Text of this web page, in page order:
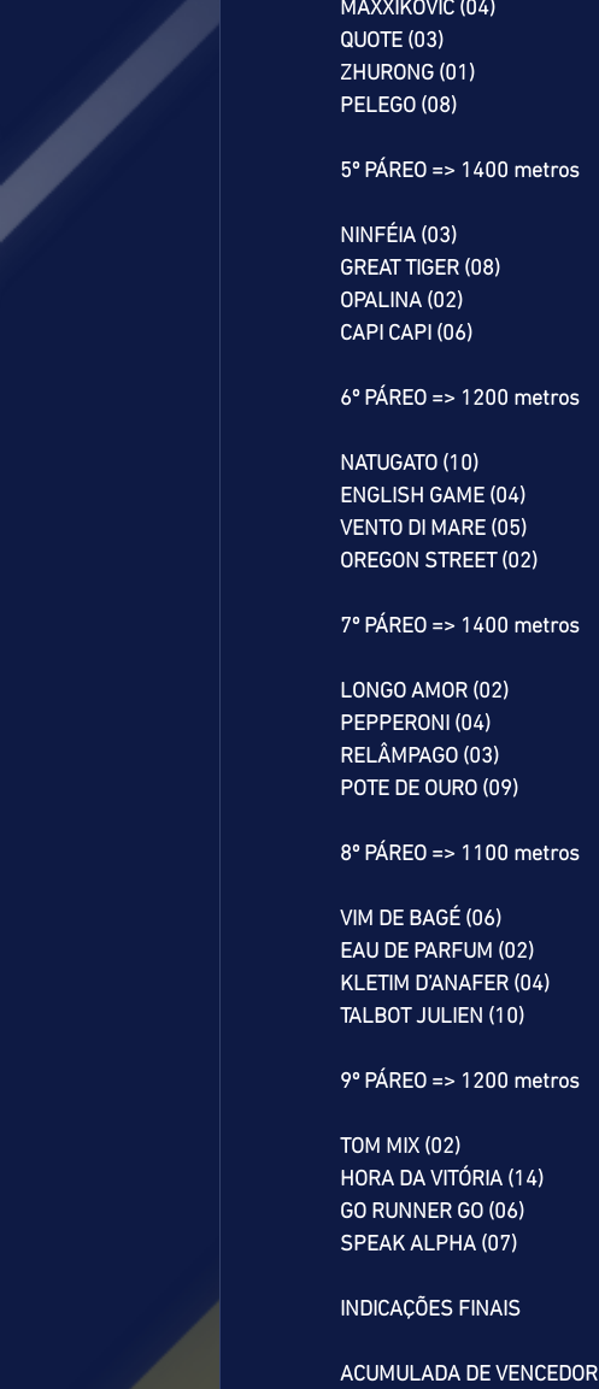
MAXXIKOVIC (04)
QUOTE (03)
ZHURONG (01)
PELEGO (08)
5º PÁREO => 1400 metros
NINFÉIA (03)
GREAT TIGER (08)
OPALINA (02)
CAPI CAPI (06)
6º PÁREO => 1200 metros
NATUGATO (10)
ENGLISH GAME (04)
VENTO DI MARE (05)
OREGON STREET (02)
7º PÁREO => 1400 metros
LONGO AMOR (02)
PEPPERONI (04)
RELÂMPAGO (03)
POTE DE OURO (09)
8º PÁREO => 1100 metros
VIM DE BAGÉ (06)
EAU DE PARFUM (02)
KLETIM D’ANAFER (04)
TALBOT JULIEN (10)
9º PÁREO => 1200 metros
TOM MIX (02)
HORA DA VITÓRIA (14)
GO RUNNER GO (06)
SPEAK ALPHA (07)
INDICAÇÕES FINAIS
ACUMULADA DE VENCEDOR